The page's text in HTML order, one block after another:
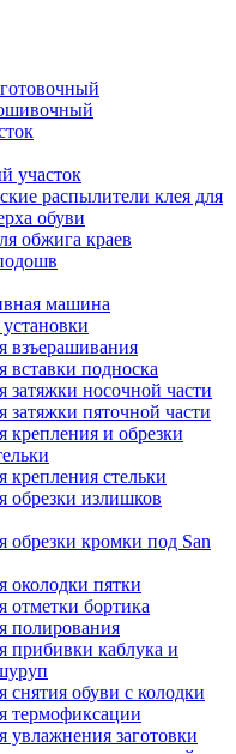
участок
распылители клея для
обуви
обжига краев
машина
подноска
носочной части
пяточной части
и обрезки
стельки
излишков
кромки под San
пятки
бортика
каблука и
обуви с колодки
заготовки